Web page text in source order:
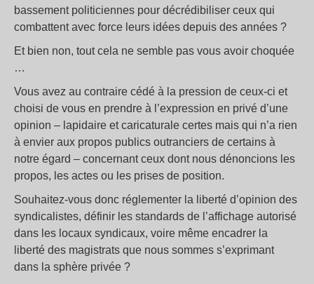
bassement politiciennes pour décrédibiliser ceux qui
combattent avec force leurs idées depuis des années ?
Et bien non, tout cela ne semble pas vous avoir choquée
…
Vous avez au contraire cédé à la pression de ceux-ci et
choisi de vous en prendre à l’expression en privé d’une
opinion – lapidaire et caricaturale certes mais qui n’a rien
à envier aux propos publics outranciers de certains à
notre égard – concernant ceux dont nous dénoncions les
propos, les actes ou les prises de position.
Souhaitez-vous donc réglementer la liberté d’opinion des
syndicalistes, définir les standards de l’affichage autorisé
dans les locaux syndicaux, voire même encadrer la
liberté des magistrats que nous sommes s’exprimant
dans la sphère privée ?